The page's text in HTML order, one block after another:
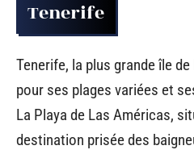
Tenerife
Tenerife, la plus grande île
pour ses plages variées et
La Playa de Las Américas,
destination prisée des